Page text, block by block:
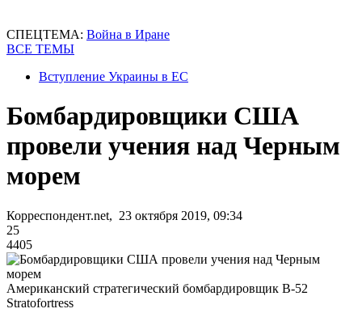
СПЕЦТЕМА: Война в Иране
ВСЕ ТЕМЫ
Вступление Украины в ЕС
Бомбардировщики США
провели учения над Черным
морем
Корреспондент.net, 23 октября 2019, 09:34
25
4405
Американский стратегический бомбардировщик B-52
Stratofortress